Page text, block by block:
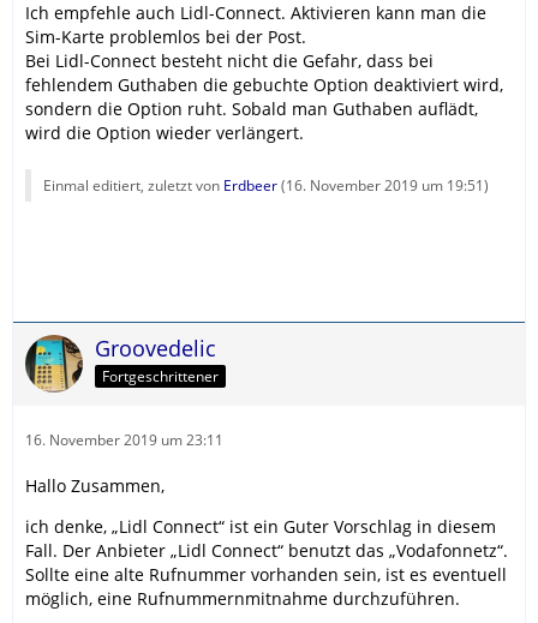
Ich empfehle auch Lidl-Connect. Aktivieren kann man die
Sim-Karte problemlos bei der Post.
Bei Lidl-Connect besteht nicht die Gefahr, dass bei
fehlendem Guthaben die gebuchte Option deaktiviert wird,
sondern die Option ruht. Sobald man Guthaben auflädt,
wird die Option wieder verlängert.
Einmal editiert, zuletzt von Erdbeer(16. November 2019 um 19:51)
Groovedelic
Fortgeschrittener
16. November 2019 um 23:11
Hallo Zusammen,
ich denke, „Lidl Connect“ ist ein Guter Vorschlag in diesem
Fall. Der Anbieter „Lidl Connect“ benutzt das „Vodafonnetz“.
Sollte eine alte Rufnummer vorhanden sein, ist es eventuell
möglich, eine Rufnummernmitnahme durchzuführen.